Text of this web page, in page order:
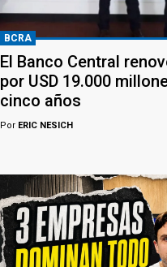
BCRA
El Banco Central
por USD 19.000
cinco años
Por ERIC NESICH